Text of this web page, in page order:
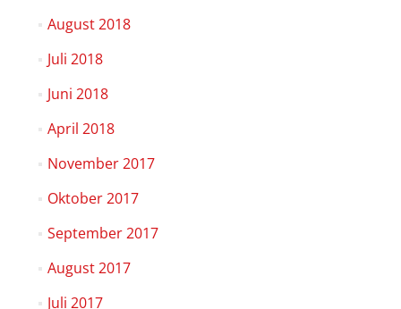
August 2018
Juli 2018
Juni 2018
April 2018
November 2017
Oktober 2017
September 2017
August 2017
Juli 2017